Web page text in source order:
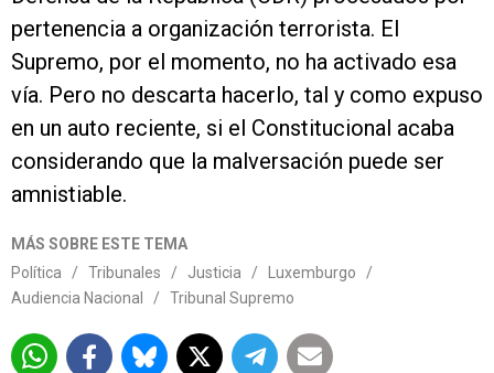
pertenencia a organización terrorista. El
Supremo, por el momento, no ha activado esa
vía. Pero no descarta hacerlo, tal y como expuso
en un auto reciente, si el Constitucional acaba
considerando que la malversación puede ser
amnistiable.
MÁS SOBRE ESTE TEMA
Política
/ Tribunales / Justicia / Luxemburgo
/
Audiencia Nacional
/ Tribunal Supremo